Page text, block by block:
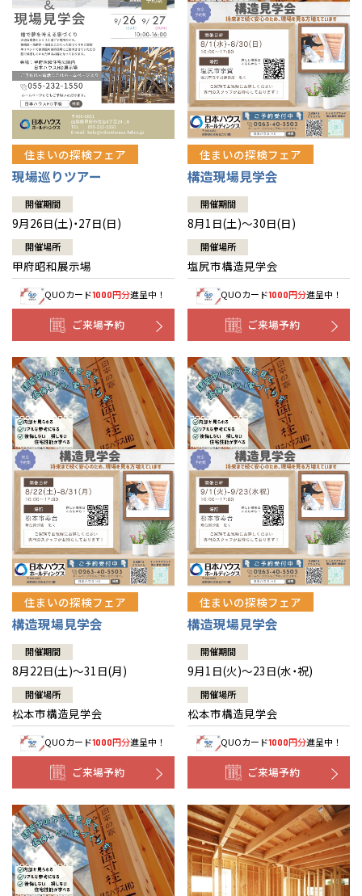
住まいの探検フェア
現場巡りツアー
開催期間
9月26日(土)・27日(日)
開催場所
甲府昭和展示場
QUOカード1000円分進呈中！
ご来場予約
住まいの探検フェア
構造現場見学会
開催期間
8月1日(土)～30日(日)
開催場所
塩尻市構造見学会
QUOカード1000円分進呈中！
ご来場予約
住まいの探検フェア
構造現場見学会
開催期間
8月22日(土)～31日(月)
開催場所
松本市構造見学会
QUOカード1000円分進呈中！
ご来場予約
住まいの探検フェア
構造現場見学会
開催期間
9月1日(火)～23日(水・祝)
開催場所
松本市構造見学会
QUOカード1000円分進呈中！
ご来場予約